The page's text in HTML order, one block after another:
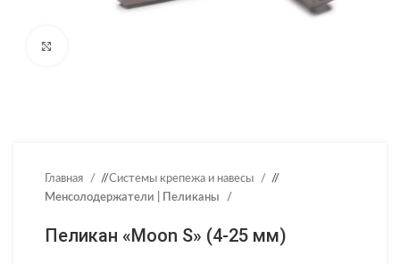
Главная / Системы крепежа и навесы
/
Менсолодержатели | Пеликаны
Пеликан «Moon S» (4-25 мм)